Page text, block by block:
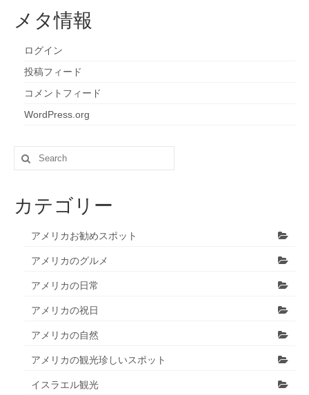
メタ情報
ログイン
投稿フィード
コメントフィード
WordPress.org
Search
for:
カテゴリー
アメリカお勧めスポット
アメリカのグルメ
アメリカの日常
アメリカの祝日
アメリカの自然
アメリカの観光珍しいスポット
イスラエル観光